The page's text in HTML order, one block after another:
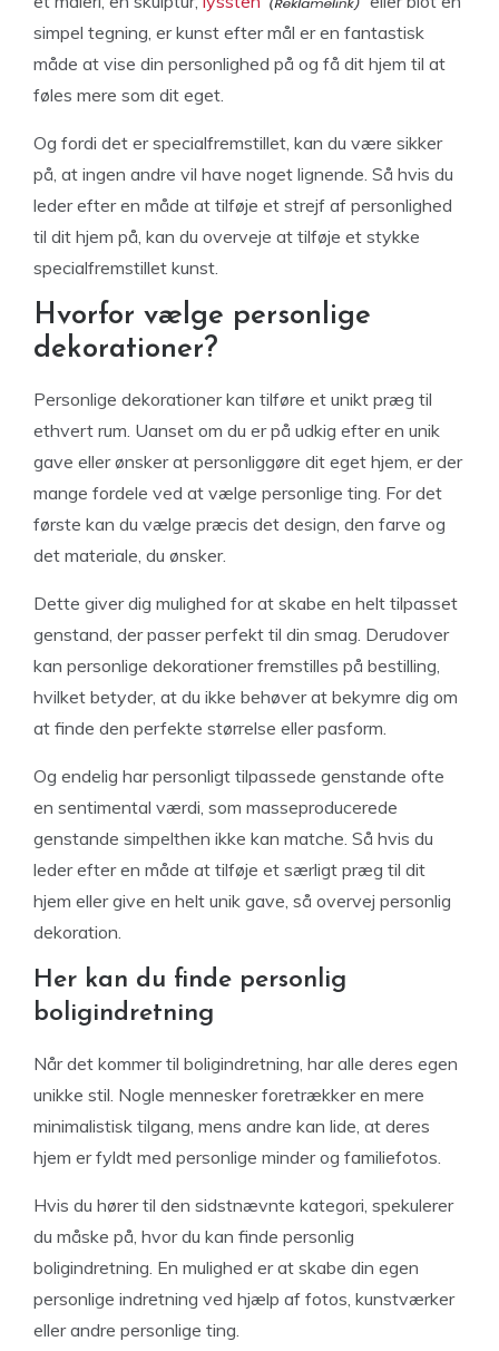
simpel tegning, er kunst efter mål er en fantastisk
måde at vise din personlighed på og få dit hjem til at
føles mere som dit eget.
Og fordi det er specialfremstillet, kan du være sikker
på, at ingen andre vil have noget lignende. Så hvis du
leder efter en måde at tilføje et strejf af personlighed
til dit hjem på, kan du overveje at tilføje et stykke
specialfremstillet kunst.
Hvorfor vælge personlige
dekorationer?
Personlige dekorationer kan tilføre et unikt præg til
ethvert rum. Uanset om du er på udkig efter en unik
gave eller ønsker at personliggøre dit eget hjem, er der
mange fordele ved at vælge personlige ting. For det
første kan du vælge præcis det design, den farve og
det materiale, du ønsker.
Dette giver dig mulighed for at skabe en helt tilpasset
genstand, der passer perfekt til din smag. Derudover
kan personlige dekorationer fremstilles på bestilling,
hvilket betyder, at du ikke behøver at bekymre dig om
at finde den perfekte størrelse eller pasform.
Og endelig har personligt tilpassede genstande ofte
en sentimental værdi, som masseproducerede
genstande simpelthen ikke kan matche. Så hvis du
leder efter en måde at tilføje et særligt præg til dit
hjem eller give en helt unik gave, så overvej personlig
dekoration.
Her kan du finde personlig
boligindretning
Når det kommer til boligindretning, har alle deres egen
unikke stil. Nogle mennesker foretrækker en mere
minimalistisk tilgang, mens andre kan lide, at deres
hjem er fyldt med personlige minder og familiefotos.
Hvis du hører til den sidstnævnte kategori, spekulerer
du måske på, hvor du kan finde personlig
boligindretning. En mulighed er at skabe din egen
personlige indretning ved hjælp af fotos, kunstværker
eller andre personlige ting.